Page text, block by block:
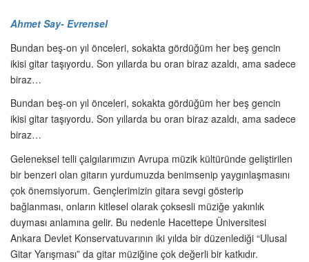
Ahmet Say- Evrensel
Bundan beş-on yıl önceleri, sokakta gördüğüm her beş gencin
ikisi gitar taşıyordu. Son yıllarda bu oran biraz azaldı, ama sadece
biraz…
Bundan beş-on yıl önceleri, sokakta gördüğüm her beş gencin
ikisi gitar taşıyordu. Son yıllarda bu oran biraz azaldı, ama sadece
biraz…
Geleneksel telli çalgılarımızın Avrupa müzik kültüründe geliştirilen
bir benzeri olan gitarın yurdumuzda benimsenip yaygınlaşmasını
çok önemsiyorum. Gençlerimizin gitara sevgi gösterip
bağlanması, onların kitlesel olarak çoksesli müziğe yakınlık
duyması anlamına gelir. Bu nedenle Hacettepe Üniversitesi
Ankara Devlet Konservatuvarının iki yılda bir düzenlediği “Ulusal
Gitar Yarışması” da gitar müziğine çok değerli bir katkıdır.